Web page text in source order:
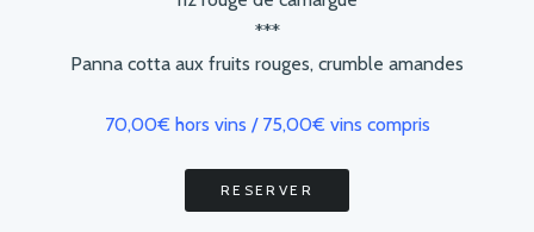
***
Panna cotta aux fruits rouges, crumble amandes
70,00€ hors vins / 75,00€ vins compris
RESERVER